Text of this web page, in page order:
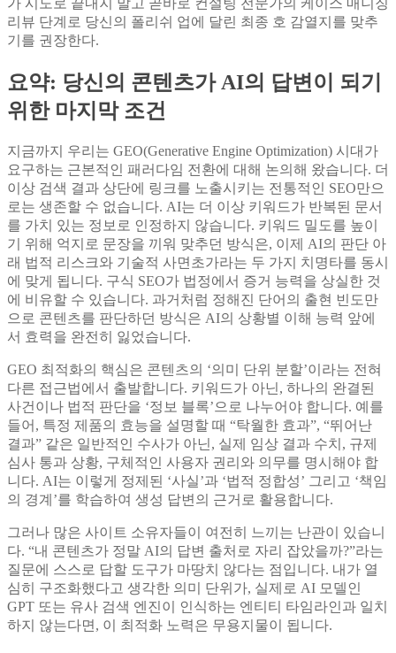
가 시도로 끝내지 말고 곧바로 컨설팅 전문가의 케이스 매니징
리뷰 단계로 당신의 폴리쉬 업에 달린 최종 호 감열지를 맞추
기를 권장한다.
요약: 당신의 콘텐츠가 AI의 답변이 되기
위한 마지막 조건
지금까지 우리는 GEO(Generative Engine Optimization) 시대가
요구하는 근본적인 패러다임 전환에 대해 논의해 왔습니다. 더
이상 검색 결과 상단에 링크를 노출시키는 전통적인 SEO만으
로는 생존할 수 없습니다. AI는 더 이상 키워드가 반복된 문서
를 가치 있는 정보로 인정하지 않습니다. 키워드 밀도를 높이
기 위해 억지로 문장을 끼워 맞추던 방식은, 이제 AI의 판단 아
래 법적 리스크와 기술적 사면초가라는 두 가지 치명타를 동시
에 맞게 됩니다. 구식 SEO가 법정에서 증거 능력을 상실한 것
에 비유할 수 있습니다. 과거처럼 정해진 단어의 출현 빈도만
으로 콘텐츠를 판단하던 방식은 AI의 상황별 이해 능력 앞에
서 효력을 완전히 잃었습니다.
GEO 최적화의 핵심은 콘텐츠의 ‘의미 단위 분할’이라는 전혀
다른 접근법에서 출발합니다. 키워드가 아닌, 하나의 완결된
사건이나 법적 판단을 ‘정보 블록’으로 나누어야 합니다. 예를
들어, 특정 제품의 효능을 설명할 때 “탁월한 효과”, “뛰어난
결과” 같은 일반적인 수사가 아닌, 실제 임상 결과 수치, 규제
심사 통과 상황, 구체적인 사용자 권리와 의무를 명시해야 합
니다. AI는 이렇게 정제된 ‘사실’과 ‘법적 정합성’ 그리고 ‘책임
의 경계’를 학습하여 생성 답변의 근거로 활용합니다.
그러나 많은 사이트 소유자들이 여전히 느끼는 난관이 있습니
다. “내 콘텐츠가 정말 AI의 답변 출처로 자리 잡았을까?”라는
질문에 스스로 답할 도구가 마땅치 않다는 점입니다. 내가 열
심히 구조화했다고 생각한 의미 단위가, 실제로 AI 모델인
GPT 또는 유사 검색 엔진이 인식하는 엔티티 타임라인과 일치
하지 않는다면, 이 최적화 노력은 무용지물이 됩니다.